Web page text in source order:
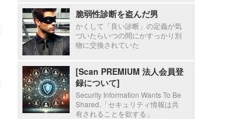
脆弱性診断を盗んだ男
かくして「良い診断」の定義が気
づいたらいつの間にかすっかり別
物に交換されていた
[Scan PREMIUM 法人会員登
録について]
Security Information Wants To Be
Shared.「セキュリティ情報は共
有されることを欲する」